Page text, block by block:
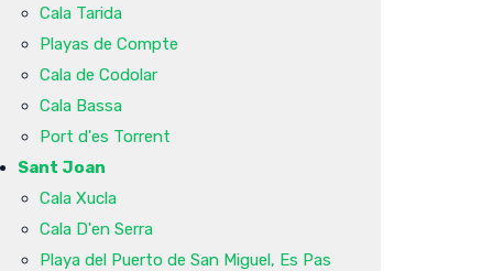
Cala Tarida
Playas de Compte
Cala de Codolar
Cala Bassa
Port d'es Torrent
Sant Joan
Cala Xucla
Cala D'en Serra
Playa del Puerto de San Miguel, Es Pas